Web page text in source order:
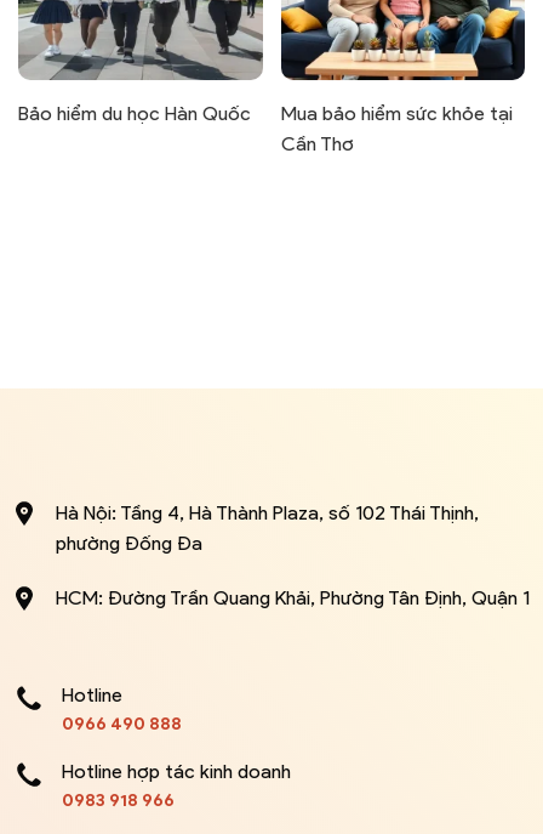
Bảo hiểm du học Hàn Quốc
Mua bảo hiểm sức khỏe tại
Cần Thơ
Hà Nội: Tầng 4, Hà Thành Plaza, số 102 Thái Thịnh,
phường Đống Đa
HCM: Đường Trần Quang Khải, Phường Tân Định, Quận 1
Hotline
0966 490 888
Hotline hợp tác kinh doanh
0983 918 966